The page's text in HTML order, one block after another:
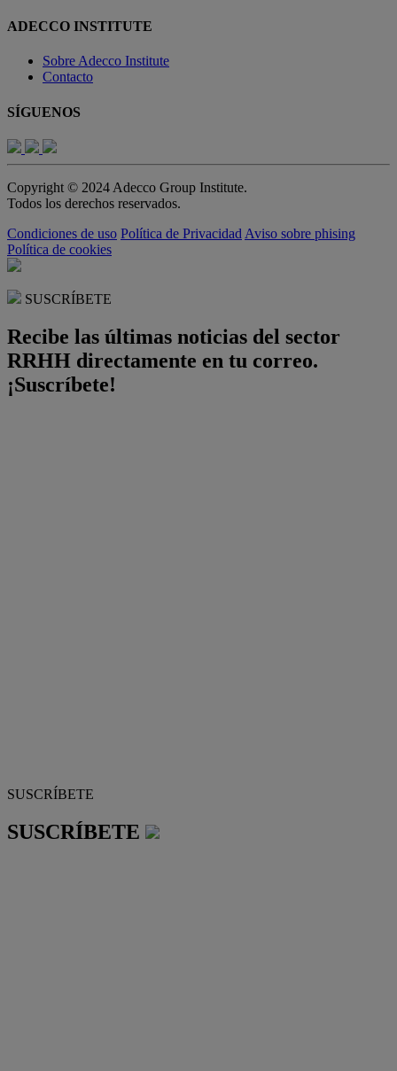
ADECCO INSTITUTE
Sobre Adecco Institute
Contacto
SÍGUENOS
Copyright © 2024 Adecco Group Institute.
Todos los derechos reservados.
Condiciones de uso Política de Privacidad Aviso sobre phising
Política de cookies
SUSCRÍBETE
Recibe las últimas noticias del sector
RRHH directamente en tu correo.
¡Suscríbete!
SUSCRÍBETE
SUSCRÍBETE